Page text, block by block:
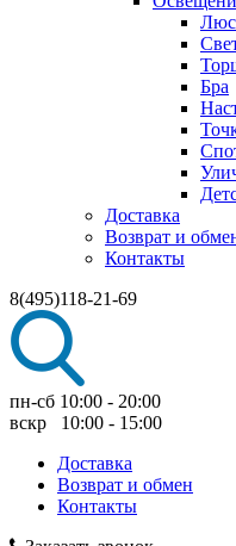
Бра
Доставка
Возврат и
Контакты
8(495)118-21-69
пн-сб 10:00 - 20:00
вскр 10:00 - 15:00
Доставка
Возврат и обмен
Контакты